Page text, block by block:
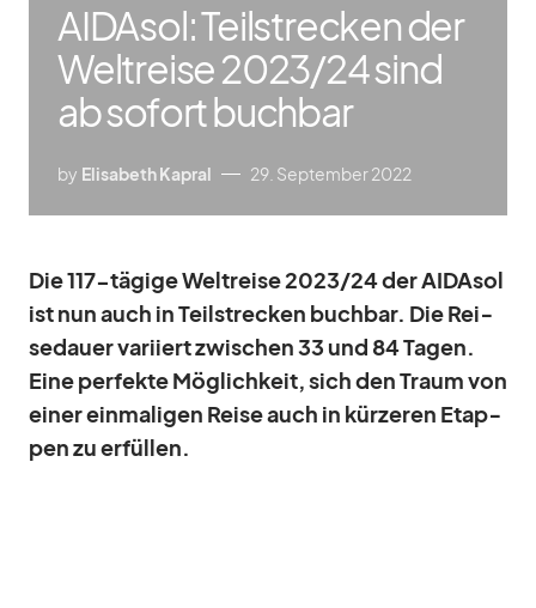
AIDAsol: Teilstrecken der
Weltreise 2023/​24 sind
ab sofort buchbar
by Elisabeth Kapral 29. September 2022
Die 117-tä­gige Welt­reise 2023/​24 der AI­DA­sol
ist nun auch in Teil­stre­cken buch­bar. Die Rei­
se­dauer va­ri­iert zwi­schen 33 und 84 Ta­gen.
Eine per­fekte Mög­lich­keit, sich den Traum von
ei­ner ein­ma­li­gen Reise auch in kür­ze­ren Etap­
pen zu er­fül­len.